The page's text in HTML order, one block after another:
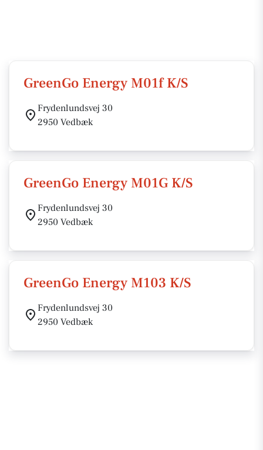
GreenGo Energy M01f K/S
Frydenlundsvej 30
2950 Vedbæk
GreenGo Energy M01G K/S
Frydenlundsvej 30
2950 Vedbæk
GreenGo Energy M103 K/S
Frydenlundsvej 30
2950 Vedbæk